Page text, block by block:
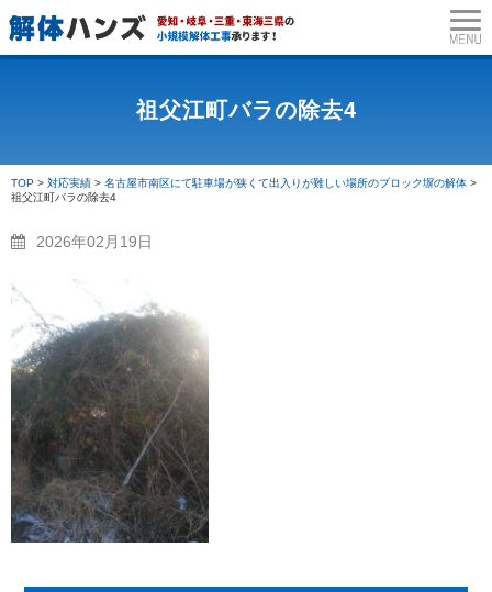
トップページ サービス一覧 木の伐採
祖父江町バラの除去4
TOP > 対応実績 > 名古屋市南区にて駐車場が狭くて出入りが難しい場所のブロック塀の解体 >
祖父江町バラの除去4
2026年02月19日